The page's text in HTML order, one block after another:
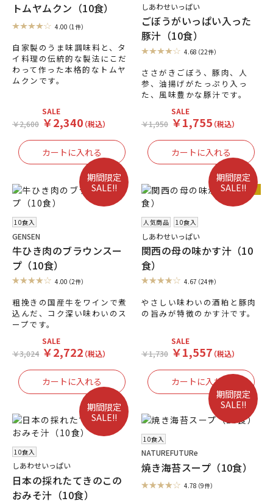
トムヤムクン（10食）
4.00（1件）
自家製のうま味調味料と、タ
イ料理の伝統的な製法にこだ
わって作った本格的なトムヤ
ムクンです。
￥2,600
SALE
￥2,340（税込）
しあわせいっぱい
ごぼうがいっぱい入った
豚汁（10食）
4.68（22件）
ささがきごぼう、豚肉、人
参、油揚げがたっぷり入っ
た、風味豊かな豚汁です。
￥1,950
SALE
￥1,755（税込）
期間限定
SALE!!
10食入
GENSEN
牛ひき肉のブラウンスー
プ（10食）
4.00（2件）
粗挽きの国産牛をワインで煮
込んだ、コク深い味わいのス
ープです。
￥3,024
SALE
￥2,722（税込）
人気商品
期間限定
SALE!!
人気商品 10食入
しあわせいっぱい
関西の母の味かす汁（10
食）
4.67（24件）
やさしい味わいの酒粕と豚肉
の旨みが特徴のかす汁です。
￥1,730
SALE
￥1,557（税込）
期間限定
SALE!!
10食入
しあわせいっぱい
日本の採れたてきのこの
おみそ汁（10食）
期間限定
SALE!!
10食入
NATUREFUTURe
焼き海苔スープ（10食）
4.78（9件）